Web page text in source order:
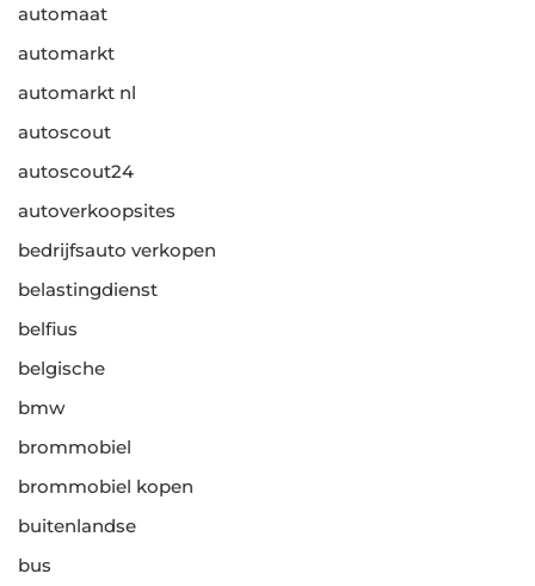
automaat
automarkt
automarkt nl
autoscout
autoscout24
autoverkoopsites
bedrijfsauto verkopen
belastingdienst
belfius
belgische
bmw
brommobiel
brommobiel kopen
buitenlandse
bus